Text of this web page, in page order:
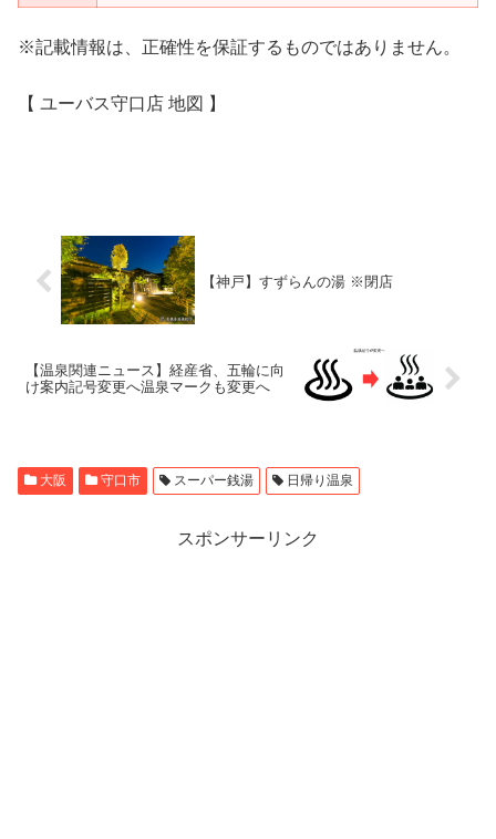
※記載情報は、正確性を保証するものではありません。
【 ユーバス守口店 地図 】
【神戸】すずらんの湯 ※閉店
【温泉関連ニュース】経産省、五輪に向
け案内記号変更へ温泉マークも変更へ
大阪 守口市 スーパー銭湯 日帰り温泉
スポンサーリンク